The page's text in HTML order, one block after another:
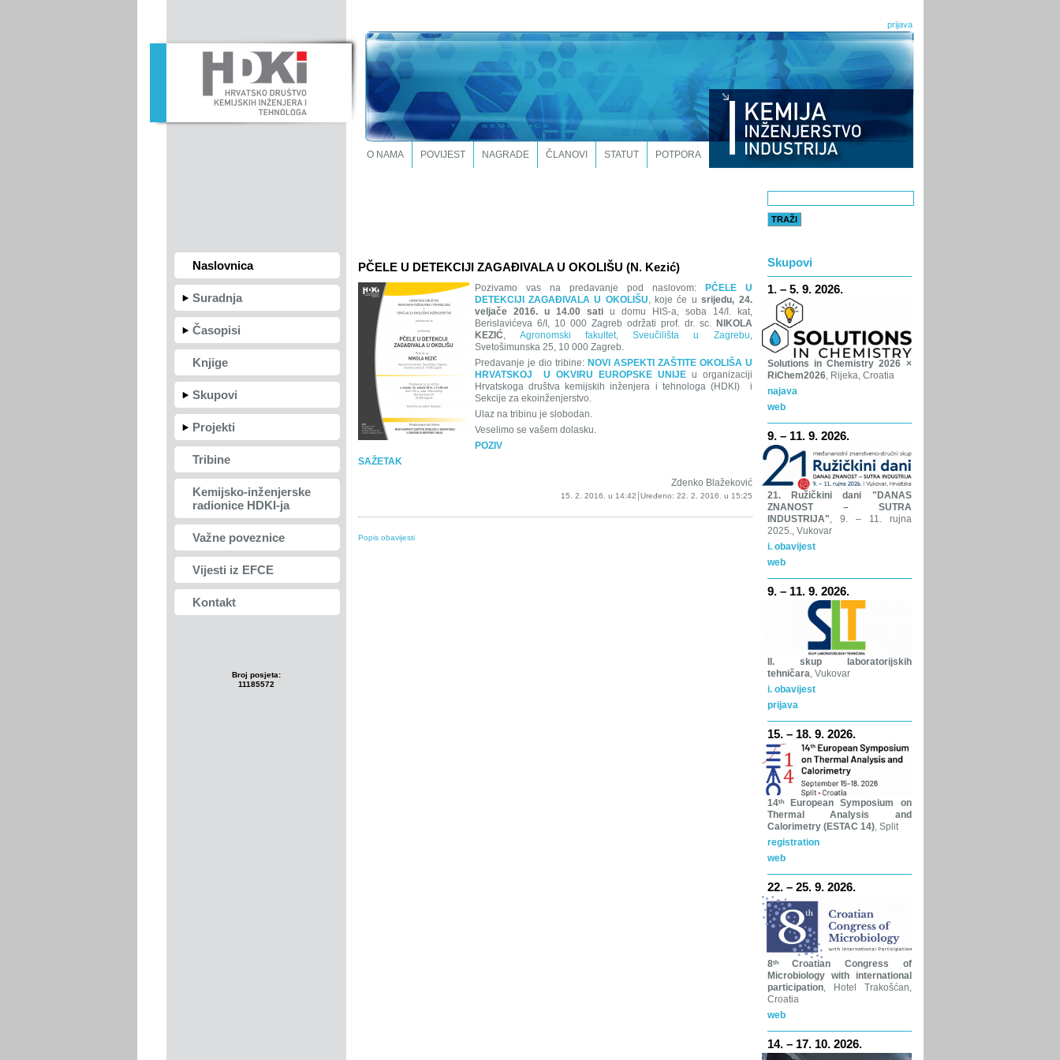
prijava
O NAMA POVIJEST NAGRADE ČLANOVI STATUT POTPORA
Naslovnica
Suradnja
Časopisi
Knjige
Skupovi
Projekti
Tribine
Kemijsko-inženjerske
radionice HDKI-ja
Važne poveznice
Vijesti iz EFCE
Kontakt
Broj posjeta:
11185572
PČELE U DETEKCIJI ZAGAĐIVALA U OKOLIŠU (N. Kezić)
Pozivamo vas na predavanje pod naslovom:
PČELE U
DETEKCIJI ZAGAĐIVALA U OKOLIŠU, koje će usrijedu, 24.
veljače 2016. u 14.00 satiu domu HIS-a, soba 14/I. kat,
Berislavićeva 6/I, 10 000 Zagreb održati prof. dr. sc. NIKOLA
KEZIĆ, Agronomski fakultet, Sveučilišta u Zagrebu,
Svetošimunska 25, 10 000 Zagreb.
Predavanje je dio tribine: NOVI ASPEKTI ZAŠTITE OKOLIŠA U
HRVATSKOJ U OKVIRU EUROPSKE UNIJEu organizaciji
Hrvatskoga društva kemijskih inženjera i tehnologa (HDKI) i
Sekcije za ekoinženjerstvo.
Ulaz na tribinu je slobodan.
Veselimo se vašem dolasku.
POZIV
SAŽETAK
Zdenko Blažeković
15. 2. 2016. u 14:42 Uređeno: 22. 2. 2016. u 15:25
Popis obavijesti
Skupovi
1. – 5. 9. 2026.
Solutions in Chemistry 2026 ×
RiChem2026, Rijeka, Croatia
najava
web
9. – 11. 9. 2026.
21. Ružičkini dani "DANAS
ZNANOST – SUTRA
INDUSTRIJA", 9. – 11. rujna
2025., Vukovar
i. obavijest
web
9. – 11. 9. 2026.
II. skup laboratorijskih
tehničara , Vukovar
i. obavijest
prijava
15. – 18. 9. 2026.
14ᵗʰEuropean Symposium on
Thermal Analysis and
Calorimetry (ESTAC 14), Split
registration
web
22. – 25. 9. 2026.
8ᵗʰCroatian Congress of
Microbiology with international
participation, Hotel Trakošćan,
Croatia
web
14. – 17. 10. 2026.